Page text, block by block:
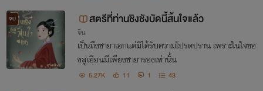
จบ สตรีที่ท่านชิงชังบัดนี้สิ้นใจแล้ว
จีน
เป็นถึงชายาเอกแต่มิได้รับความโปรดปราน เพราะในใจขอ
งลู่เยียนมีเพียงชายารองเท่านั้น
5.27K 11 1 43